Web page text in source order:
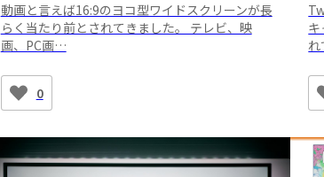
動画と言えば16:9のヨコ型ワイドスクリーンが長
らく当たり前とされてきました。 テレビ、映
画、PC画…
0